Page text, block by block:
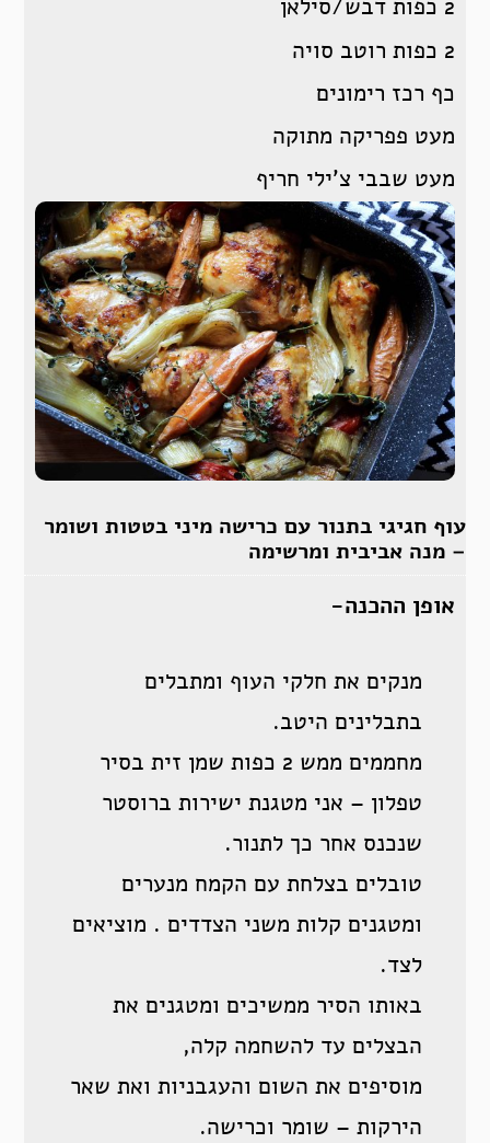
2 כפות דבש/סילאן
2 כפות רוטב סויה
כף רכז רימונים
מעט פפריקה מתוקה
מעט שבבי צ’ילי חריף
עוף חגיגי בתנור עם כרישה מיני בטטות ושומר
– מנה אביבית ומרשימה
אופן ההכנה-
מנקים את חלקי העוף ומתבלים
בתבלינים היטב.
מחממים ממש 2 כפות שמן זית בסיר
טפלון – אני מטגנת ישירות ברוסטר
שנכנס אחר כך לתנור.
טובלים בצלחת עם הקמח מנערים
ומטגנים קלות משני הצדדים . מוציאים
לצד.
באותו הסיר ממשיכים ומטגנים את
הבצלים עד להשחמה קלה,
מוסיפים את השום והעגבניות ואת שאר
הירקות – שומר וכרישה.